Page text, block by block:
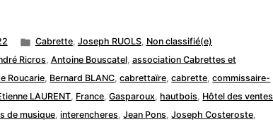
Publié
dans
Cabrette, Joseph RUOLS, Non classifié(e)
Ricros, Antoine Bouscatel, association Cabrettes et
Roucarie, Bernard BLANC,cabrettaïre,cabrette,commissaire-
LAURENT, France,Gasparoux,hautbois, Hôtel des ventes
de musique,interencheres,Jean Pons,Joseph Costeroste,